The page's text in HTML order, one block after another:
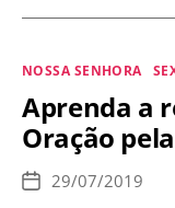
Categorias
NOSSA SENHORA
Aprenda a
Oração
Data29/07/2019